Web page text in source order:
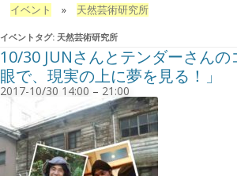
イベント » 天然芸術研究所
イベントタグ: 天然芸術研究所
10/30 JUNさんとテンダーさん
眼で、現実の上に夢を見る！」
2017-10/30 14:00 – 21:00